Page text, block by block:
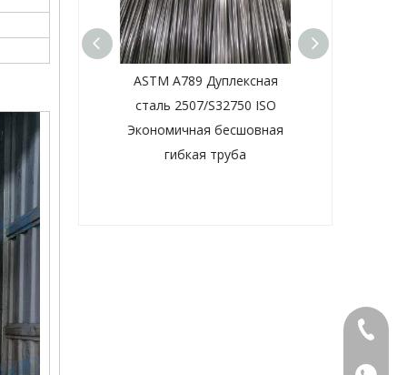
B704
ASTM A789 Дуплексная
сталь 2507/S32750 ISO
Экономичная бесшовная
гибкая труба
+86-